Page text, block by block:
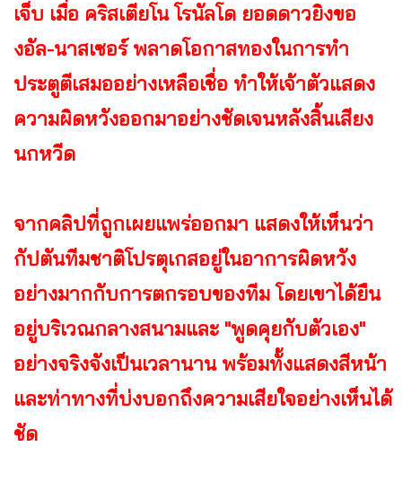
เจ็บ เมื่อ คริสเตียโน โรนัลโด ยอดดาวยิงขอ
งอัล-นาสเซอร์ พลาดโอกาสทองในการทำ
ประตูตีเสมออย่างเหลือเชื่อ ทำให้เจ้าตัวแสดง
ความผิดหวังออกมาอย่างชัดเจนหลังสิ้นเสียง
นกหวีด
จากคลิปที่ถูกเผยแพร่ออกมา แสดงให้เห็นว่า
กัปตันทีมชาติโปรตุเกสอยู่ในอาการผิดหวัง
อย่างมากกับการตกรอบของทีม โดยเขาได้ยืน
อยู่บริเวณกลางสนามและ "พูดคุยกับตัวเอง"
อย่างจริงจังเป็นเวลานาน พร้อมทั้งแสดงสีหน้า
และท่าทางที่บ่งบอกถึงความเสียใจอย่างเห็นได้
ชัด